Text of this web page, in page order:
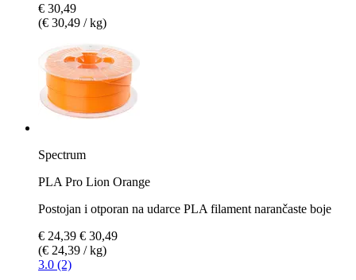
€ 30,49
(€ 30,49 / kg)
Spectrum
PLA Pro Lion Orange
Postojan i otporan na udarce PLA filament narančaste boje
€ 24,39 € 30,49
(€ 24,39 / kg)
3.0 (2)